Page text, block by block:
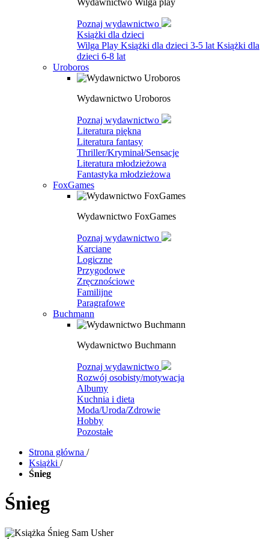
Wydawnictwo Wilga play
Poznaj wydawnictwo
Książki dla dzieci
Wilga Play Książki dla dzieci 3-5 lat Książki dla
dzieci 6-8 lat
Uroboros
Wydawnictwo Uroboros
Poznaj wydawnictwo
Literatura piękna
Literatura fantasy
Thriller/Kryminał/Sensacje
Literatura młodzieżowa
Fantastyka młodzieżowa
FoxGames
Wydawnictwo FoxGames
Poznaj wydawnictwo
Karciane
Logiczne
Przygodowe
Zręcznościowe
Familijne
Paragrafowe
Buchmann
Wydawnictwo Buchmann
Poznaj wydawnictwo
Rozwój osobisty/motywacja
Albumy
Kuchnia i dieta
Moda/Uroda/Zdrowie
Hobby
Pozostałe
Strona główna /
Książki /
Śnieg
Śnieg